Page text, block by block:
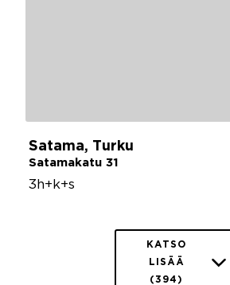
Satama, Turku
Satamakatu 31
3h+k+s
KATSO
LISÄÄ
(394)